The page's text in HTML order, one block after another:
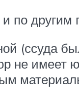
по другим
(ссуда
не имеет